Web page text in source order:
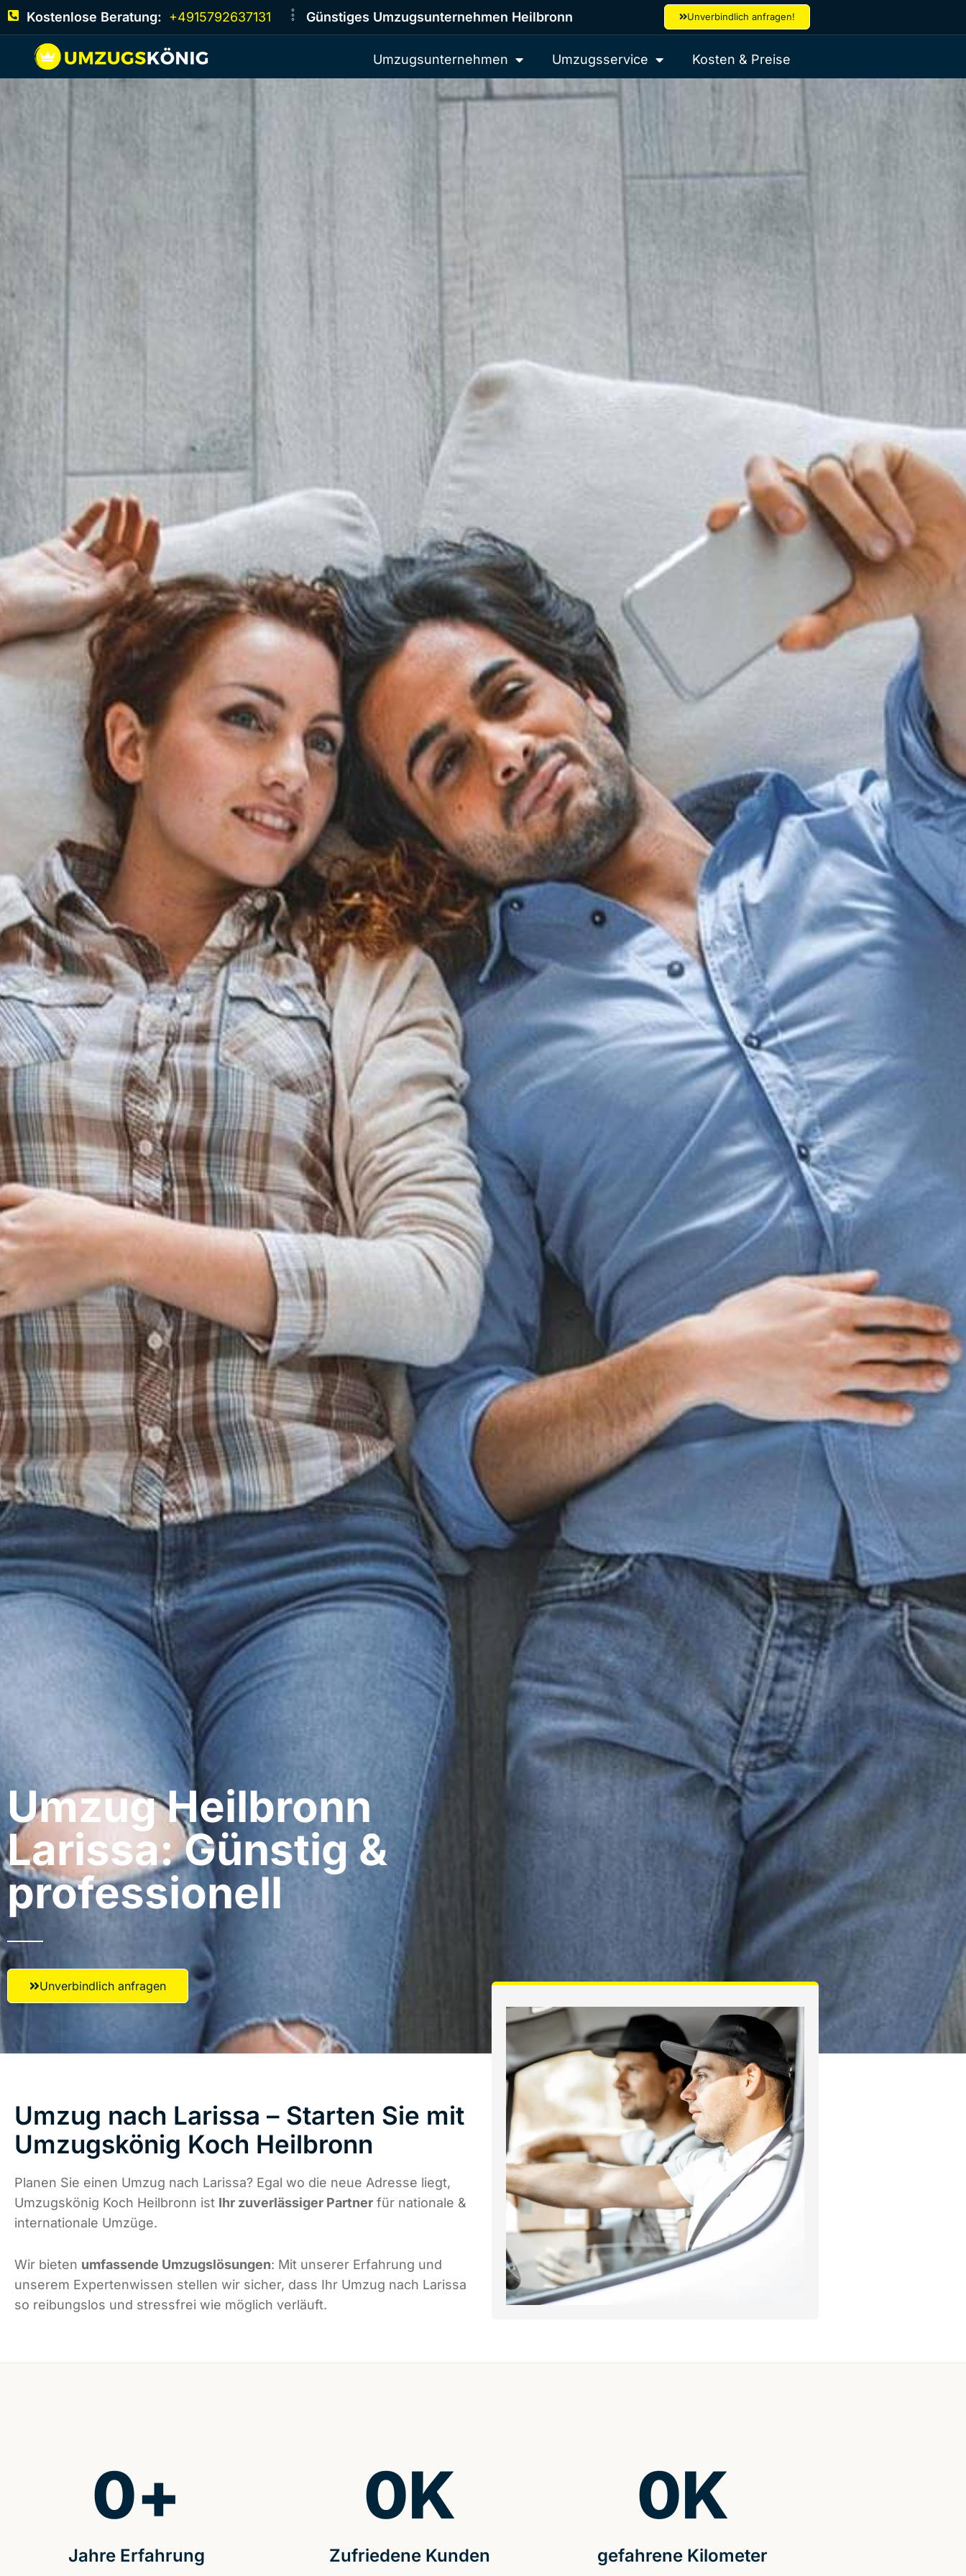
Kostenlose Beratung: +4915792637131 Günstiges Umzugsunternehmen Heilbronn Unverbindlich anfragen!
Umzugsunternehmen Umzugsservice Kosten & Preise
Umzug Heilbronn​
Larissa: Günstig &
professionell​
Unverbindlich anfragen
Umzug nach Larissa – Starten Sie mit
Umzugskönig Koch Heilbronn
Planen Sie einen Umzug nach Larissa? Egal wo die neue Adresse liegt,
Umzugskönig Koch Heilbronn ist Ihr zuverlässiger Partner für nationale &
internationale Umzüge.
Wir bieten umfassende Umzugslösungen: Mit unserer Erfahrung und
unserem Expertenwissen stellen wir sicher, dass Ihr Umzug nach Larissa
so reibungslos und stressfrei wie möglich verläuft.
Jahre Erfahrung
0+
Zufriedene Kunden
0K
gefahrene Kilometer
0K